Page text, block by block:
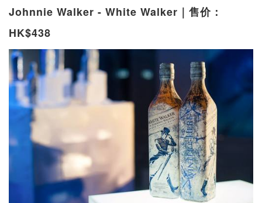
Johnnie Walker - White Walker｜售价：
HK$438